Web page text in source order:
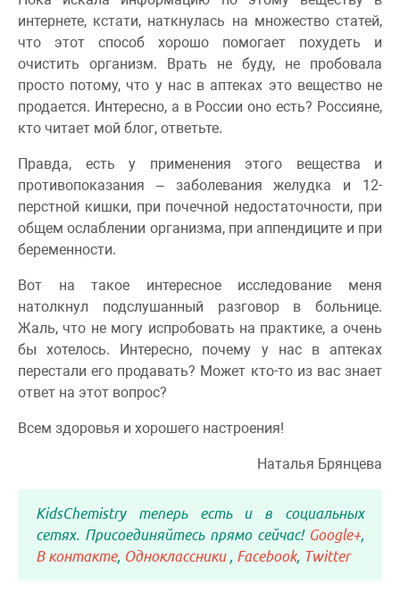
интернете, кстати, наткнулась на множество статей,
что этот способ хорошо помогает похудеть и
очистить организм. Врать не буду, не пробовала
просто потому, что у нас в аптеках это вещество не
продается. Интересно, а в России оно есть? Россияне,
кто читает мой блог, ответьте.
Правда, есть у применения этого вещества и
противопоказания – заболевания желудка и 12-
перстной кишки, при почечной недостаточности, при
общем ослаблении организма, при аппендиците и при
беременности.
Вот на такое интересное исследование меня
натолкнул подслушанный разговор в больнице.
Жаль, что не могу испробовать на практике, а очень
бы хотелось. Интересно, почему у нас в аптеках
перестали его продавать? Может кто-то из вас знает
ответ на этот вопрос?
Всем здоровья и хорошего настроения!
Наталья Брянцева
KidsChemistry теперь есть и в социальных
сетях. Присоединяйтесь прямо сейчас! Google+,
В контакте, Одноклассники , Facebook, Twitter